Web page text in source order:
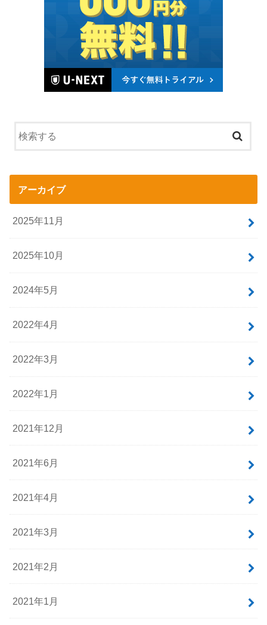
アーカイブ
2025年11月
2025年10月
2024年5月
2022年4月
2022年3月
2022年1月
2021年12月
2021年6月
2021年4月
2021年3月
2021年2月
2021年1月